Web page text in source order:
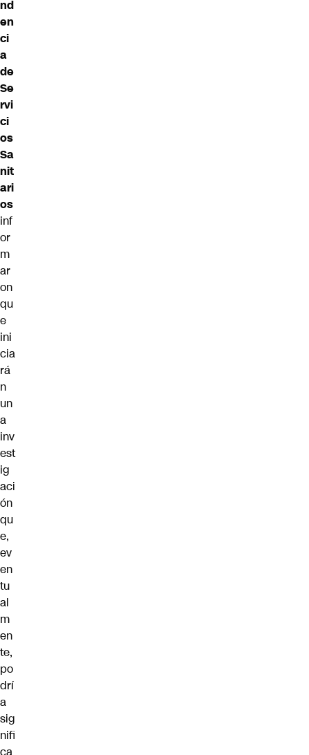
nd
en
ci
a
de
Se
rvi
ci
os
Sa
nit
ari
os
inf
or
m
ar
on
qu
e
ini
cia
rá
n
un
a
inv
est
ig
aci
ón
qu
e,
ev
en
tu
al
m
en
te,
po
drí
a
sig
nifi